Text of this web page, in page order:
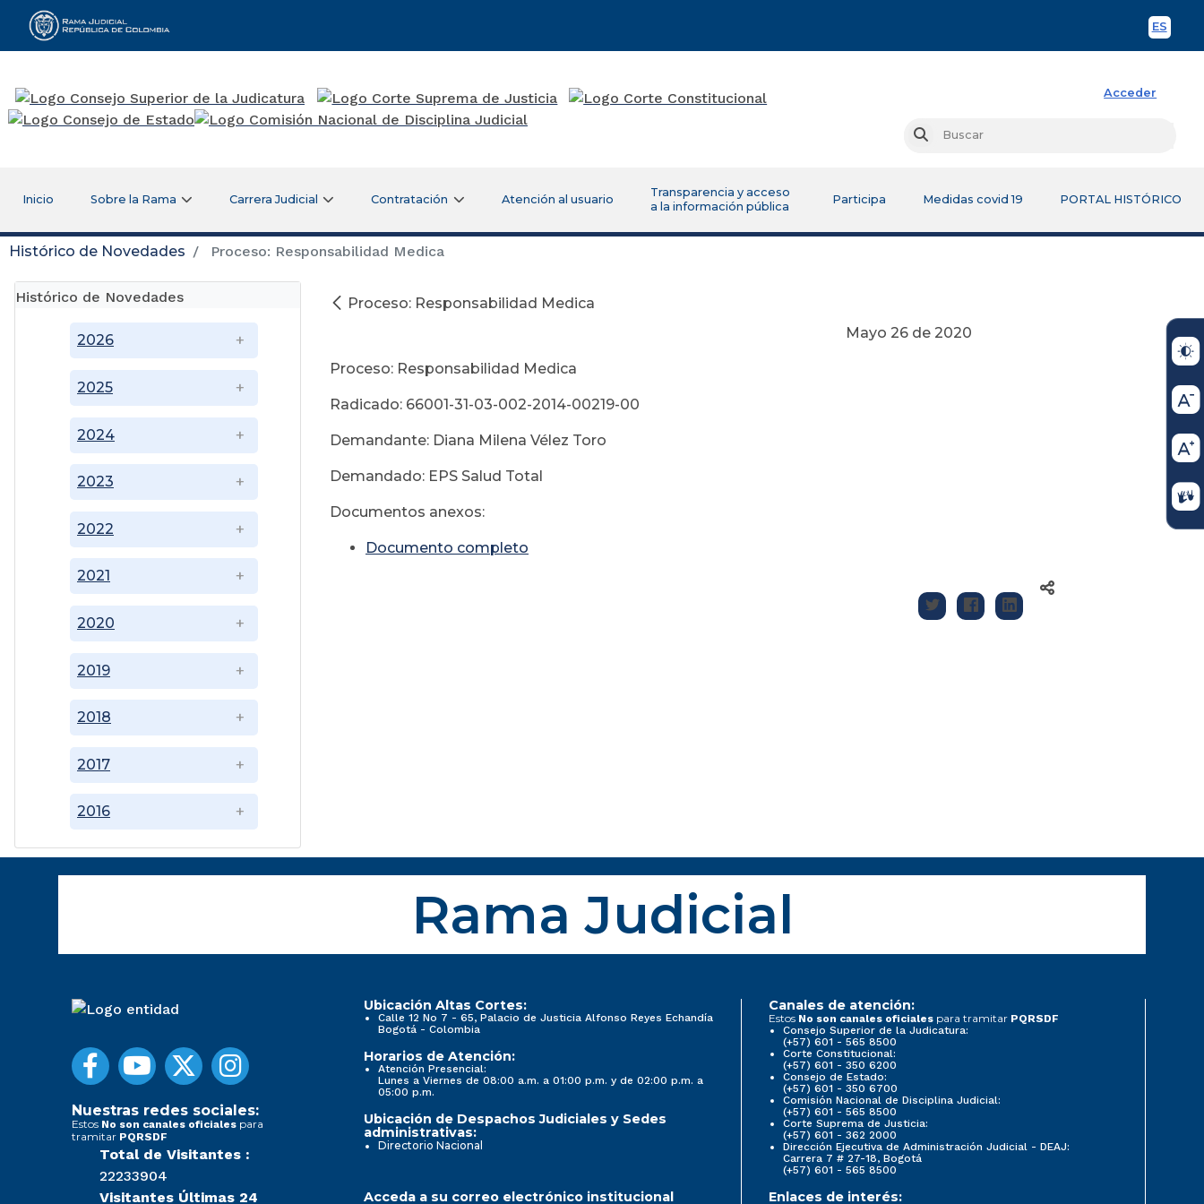
ES
Rama Judicial
Acceder
Buscar
Inicio Sobre la Rama Carrera Judicial Contratación Atención al usuario
Transparencia y acceso
a la información pública
Participa Medidas covid 19 PORTAL HISTÓRICO
Histórico de Novedades Proceso: Responsabilidad Medica
Histórico de Novedades
2016
2017
2018
2019
2020
2021
2022
2023
2024
2025
2026
Proceso: Responsabilidad Medica
Mayo 26 de 2020
Proceso: Responsabilidad Medica
Radicado: 66001-31-03-002-2014-00219-00
Demandante: Diana Milena Vélez Toro
Demandado: EPS Salud Total
Documentos anexos:
Documento completo
Rama Judicial
Nuestras redes sociales:
Estos No son canales oficiales para
tramitar PQRSDF
Total de Visitantes :
22233904
Visitantes Últimas 24
Ubicación Altas Cortes:
Calle 12 No 7 - 65, Palacio de Justicia Alfonso Reyes Echandía
Bogotá - Colombia
Horarios de Atención:
Atención Presencial:
Lunes a Viernes de 08:00 a.m. a 01:00 p.m. y de 02:00 p.m. a
05:00 p.m.
Ubicación de Despachos Judiciales y Sedes
administrativas:
Directorio Nacional
Canales de atención:
Estos No son canales oficiales para tramitar PQRSDF
Consejo Superior de la Judicatura:
(+57) 601 - 565 8500
Corte Constitucional:
(+57) 601 - 350 6200
Consejo de Estado:
(+57) 601 - 350 6700
Comisión Nacional de Disciplina Judicial:
(+57) 601 - 565 8500
Corte Suprema de Justicia:
(+57) 601 - 362 2000
Dirección Ejecutiva de Administración Judicial - DEAJ:
Carrera 7 # 27-18, Bogotá
(+57) 601 - 565 8500
Acceda a su correo electrónico institucional Enlaces de interés: